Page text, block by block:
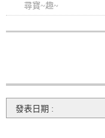
尋寶~趣~
發表日期 :